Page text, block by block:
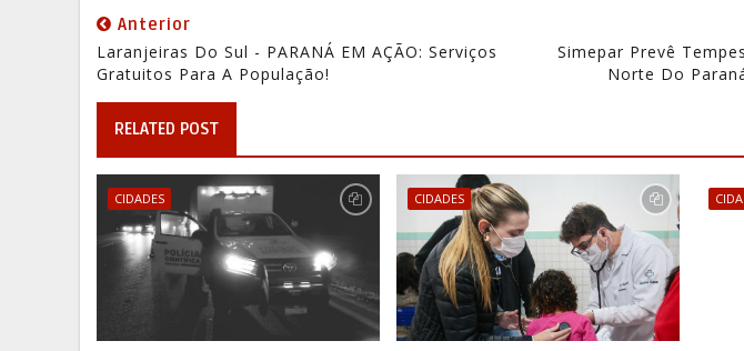
Anterior
Laranjeiras Do Sul - PARANÁ EM AÇÃO: Serviços
Gratuitos Para A População!
Simepar Prevê
Norte Do
RELATED POST
CIDADES CIDADES